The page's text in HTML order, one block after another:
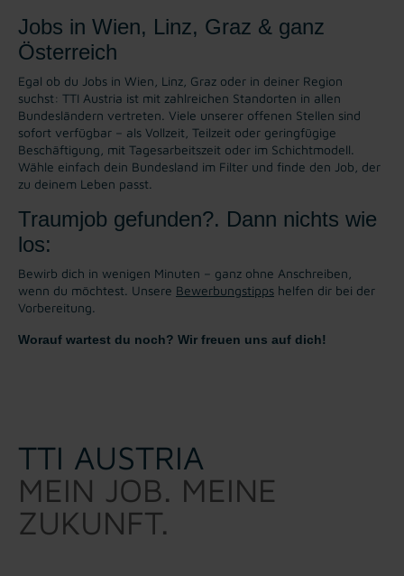
Jobs in Wien, Linz, Graz & ganz
Österreich
Egal ob du Jobs in Wien, Linz, Graz oder in deiner Region
suchst: TTI Austria ist mit zahlreichen Standorten in allen
Bundesländern vertreten. Viele unserer offenen Stellen sind
sofort verfügbar – als Vollzeit, Teilzeit oder geringfügige
Beschäftigung, mit Tagesarbeitszeit oder im Schichtmodell.
Wähle einfach dein Bundesland im Filter und finde den Job, der
zu deinem Leben passt.
Traumjob gefunden?. Dann nichts wie
los:
Bewirb dich in wenigen Minuten – ganz ohne Anschreiben,
wenn du möchtest. Unsere Bewerbungstipps helfen dir bei der
Vorbereitung.
Worauf wartest du noch? Wir freuen uns auf dich!
TTI AUSTRIA
MEIN JOB. MEINE
ZUKUNFT.